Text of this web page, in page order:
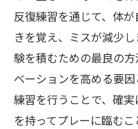
反復練習を通じて、体
きを覚え、ミスが減少
験を積むための最良の
ベーションを高める要
練習を行うことで、確
を持ってプレーに臨むこ